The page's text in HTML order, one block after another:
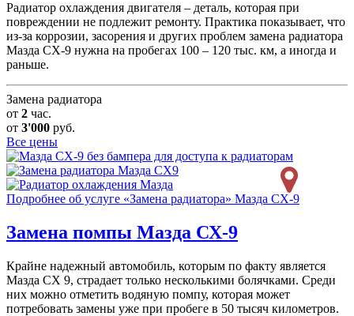
Радиатор охлаждения двигателя – деталь, которая при
повреждении не подлежит ремонту. Практика показывает, что
из-за коррозии, засорения и других проблем замена радиатора
Мазда СХ-9 нужна на пробегах 100 – 120 тыс. км, а иногда и
раньше.
Замена радиатора
от 2 час.
от 3'000 руб.
Все цены
Подробнее об услуге «Замена радиатора» Мазда СХ-9
Замена помпы Мазда СХ-9
Крайне надежный автомобиль, которым по факту является
Мазда СХ 9, страдает только несколькими болячками. Среди
них можно отметить водяную помпу, которая может
потребовать замены уже при пробеге в 50 тысяч километров.